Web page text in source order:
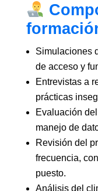
Simulaciones
de acceso y
Entrevistas a
prácticas
Evaluación
manejo de
Revisión del
frecuencia,
puesto.
Análisis del